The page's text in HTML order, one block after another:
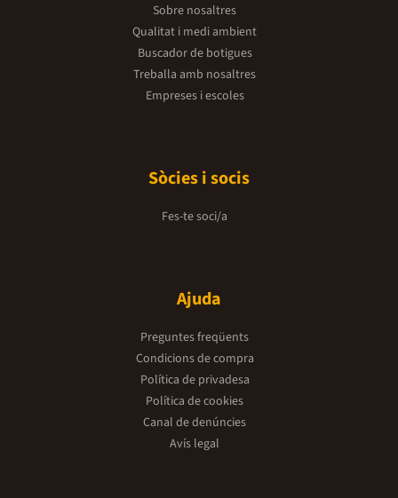
Sobre nosaltres
Qualitat i medi ambient
Buscador de botigues
Treballa amb nosaltres
Empreses i escoles
Sòcies i socis
Fes-te soci/a
Ajuda
Preguntes freqüents
Condicions de compra
Política de privadesa
Política de cookies
Canal de denúncies
Avís legal